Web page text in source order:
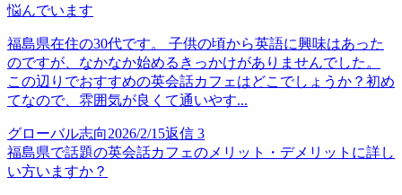
悩んでいます
福島県在住の30代です。 子供の頃から英語に興味はあった
のですが、なかなか始めるきっかけがありませんでした。
この辺りでおすすめの英会話カフェはどこでしょうか？初め
てなので、雰囲気が良くて通いやす...
グローバル志向2026/2/15返信 3
福島県で話題の英会話カフェのメリット・デメリットに詳し
い方いますか？